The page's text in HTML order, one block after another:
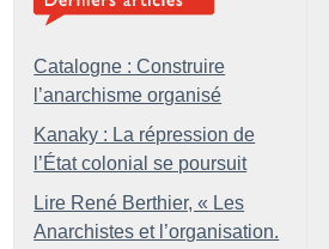
Catalogne : Construire
l’anarchisme organisé
Kanaky : La répression de
l’État colonial se poursuit
Lire René Berthier, « Les
Anarchistes et l’organisation.